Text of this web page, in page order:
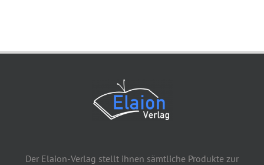
Der Elaion-Verlag stellt ihnen sämtliche Produkte zur